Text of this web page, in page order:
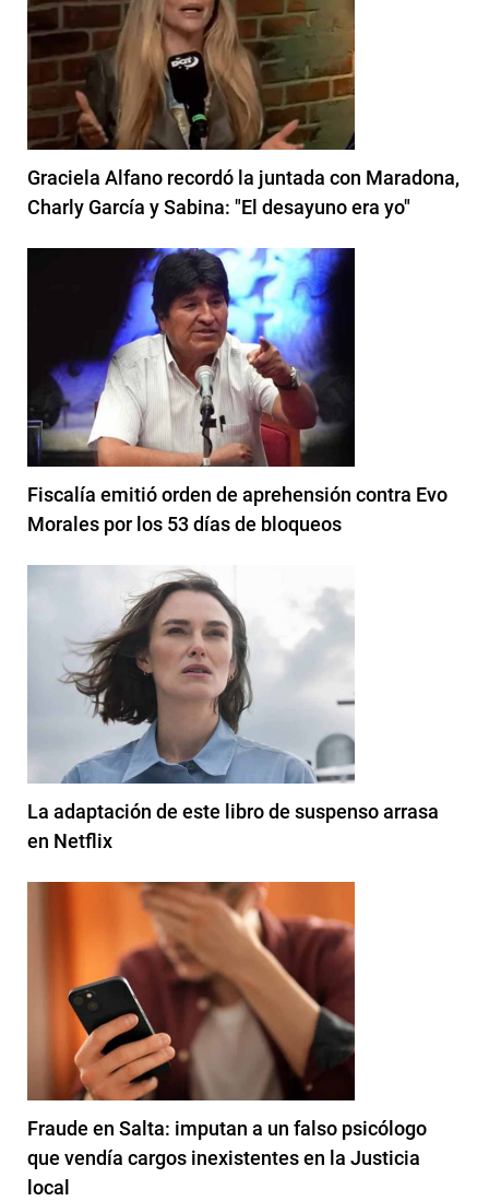
Graciela Alfano recordó la juntada con Maradona,
Charly García y Sabina: "El desayuno era yo"
Fiscalía emitió orden de aprehensión contra Evo
Morales por los 53 días de bloqueos
La adaptación de este libro de suspenso arrasa
en Netflix
Fraude en Salta: imputan a un falso psicólogo
que vendía cargos inexistentes en la Justicia
local